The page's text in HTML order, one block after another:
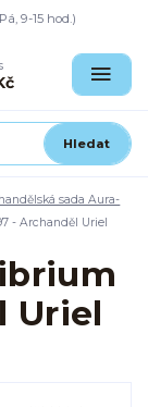
Hledat
9-15 hod.)
sada Aura-
- Archanděl Uriel
Uriel